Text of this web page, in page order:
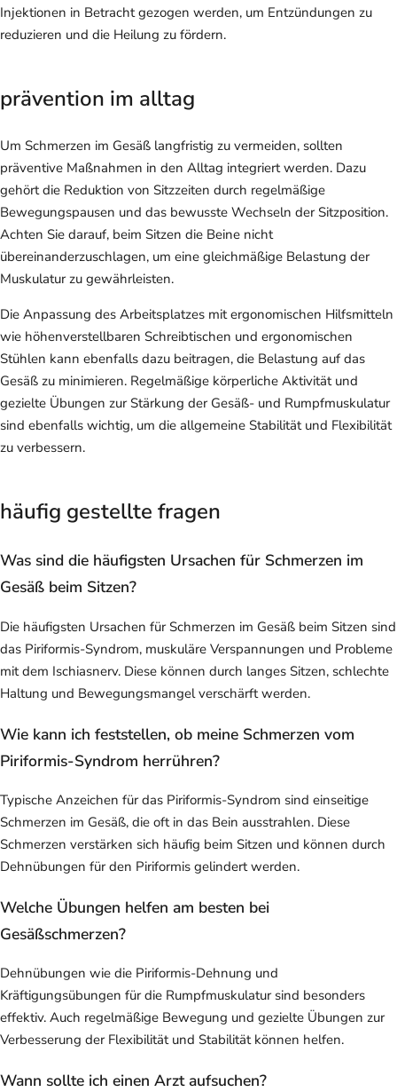
Injektionen in Betracht gezogen werden, um Entzündungen zu
reduzieren und die Heilung zu fördern.
prävention im alltag
Um Schmerzen im Gesäß langfristig zu vermeiden, sollten
präventive Maßnahmen in den Alltag integriert werden. Dazu
gehört die Reduktion von Sitzzeiten durch regelmäßige
Bewegungspausen und das bewusste Wechseln der Sitzposition.
Achten Sie darauf, beim Sitzen die Beine nicht
übereinanderzuschlagen, um eine gleichmäßige Belastung der
Muskulatur zu gewährleisten.
Die Anpassung des Arbeitsplatzes mit ergonomischen Hilfsmitteln
wie höhenverstellbaren Schreibtischen und ergonomischen
Stühlen kann ebenfalls dazu beitragen, die Belastung auf das
Gesäß zu minimieren. Regelmäßige körperliche Aktivität und
gezielte Übungen zur Stärkung der Gesäß- und Rumpfmuskulatur
sind ebenfalls wichtig, um die allgemeine Stabilität und Flexibilität
zu verbessern.
häufig gestellte fragen
Was sind die häufigsten Ursachen für Schmerzen im
Gesäß beim Sitzen?
Die häufigsten Ursachen für Schmerzen im Gesäß beim Sitzen sind
das Piriformis-Syndrom, muskuläre Verspannungen und Probleme
mit dem Ischiasnerv. Diese können durch langes Sitzen, schlechte
Haltung und Bewegungsmangel verschärft werden.
Wie kann ich feststellen, ob meine Schmerzen vom
Piriformis-Syndrom herrühren?
Typische Anzeichen für das Piriformis-Syndrom sind einseitige
Schmerzen im Gesäß, die oft in das Bein ausstrahlen. Diese
Schmerzen verstärken sich häufig beim Sitzen und können durch
Dehnübungen für den Piriformis gelindert werden.
Welche Übungen helfen am besten bei
Gesäßschmerzen?
Dehnübungen wie die Piriformis-Dehnung und
Kräftigungsübungen für die Rumpfmuskulatur sind besonders
effektiv. Auch regelmäßige Bewegung und gezielte Übungen zur
Verbesserung der Flexibilität und Stabilität können helfen.
Wann sollte ich einen Arzt aufsuchen?